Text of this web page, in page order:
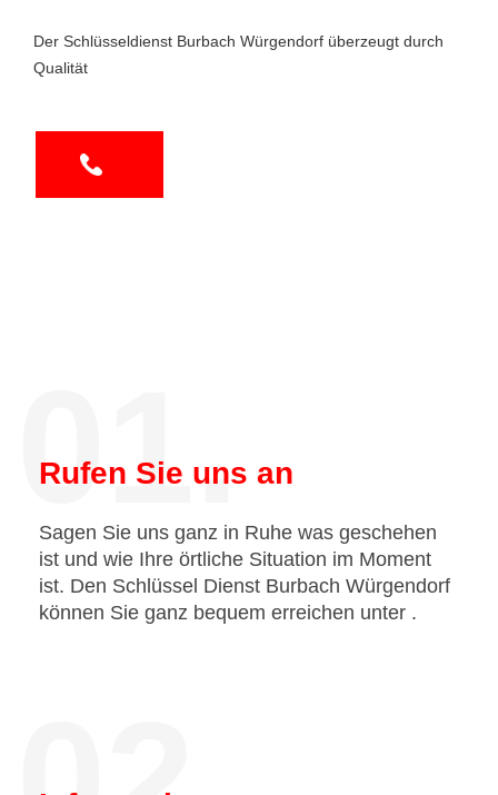
Der Schlüsseldienst Burbach Würgendorf überzeugt durch
Qualität
01.
Rufen Sie uns an
Sagen Sie uns ganz in Ruhe was geschehen
ist und wie Ihre örtliche Situation im Moment
ist. Den Schlüssel Dienst Burbach Würgendorf
können Sie ganz bequem erreichen unter .